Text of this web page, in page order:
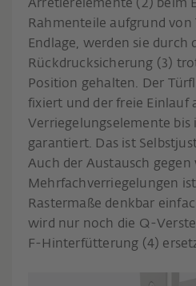
Arretierelemente (2) beim
Rahmenteile aufgrund
Endlage, werden sie durch
Rückdrucksicherung (3)
Position gehalten. Der
fixiert und der freie Einlauf
Verriegelungselemente bis
garantiert. Das ist
Auch der Austausch gegen
Mehrfachverriegelungen
Rastermaße denkbar
wird nur noch die Q-
F-Hinterfütterung (4)